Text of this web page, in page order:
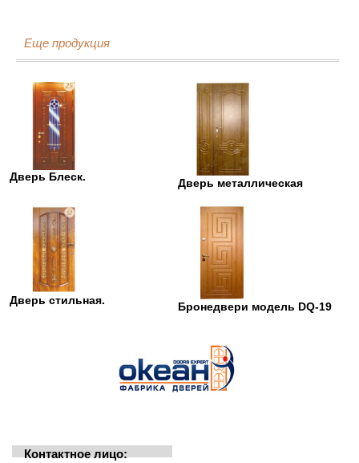
Еще продукция
Дверь Блеск. Дверь металлическая
Дверь стильная. Бронедвери модель DQ-19
Контактное лицо: